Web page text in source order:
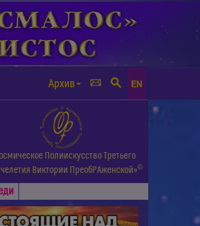
Архив EN
Полиискусство Третьего
Виктории ПреобРАженской»©